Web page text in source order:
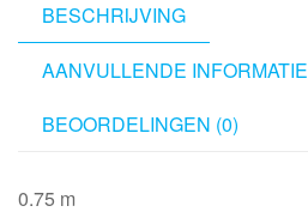
BESCHRIJVING
AANVULLENDE INFORMATIE
BEOORDELINGEN (0)
0.75 m